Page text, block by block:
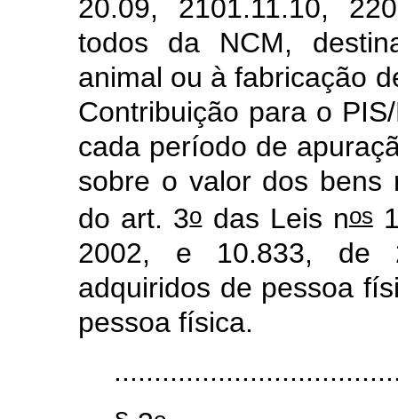
20.09, 2101.11.10,
todos da NCM,
animal ou à fabricação
Contribuição para o
cada período de
sobre o valor dos
do art. 3odas Leis nos
2002, e 10.833, de
adquiridos de pessoa
pessoa física.